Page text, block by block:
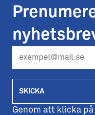
SKICKA
Genom att klicka